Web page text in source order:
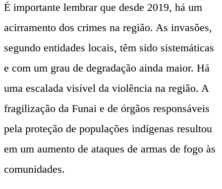
É importante lembrar que desde 2019, há um
acirramento dos crimes na região. As invasões,
segundo entidades locais, têm sido sistemáticas
e com um grau de degradação ainda maior. Há
uma escalada visível da violência na região. A
fragilização da Funai e de órgãos responsáveis
pela proteção de populações indígenas resultou
em um aumento de ataques de armas de fogo às
comunidades.